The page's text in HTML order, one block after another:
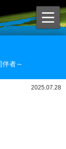
者～
2025.07.28